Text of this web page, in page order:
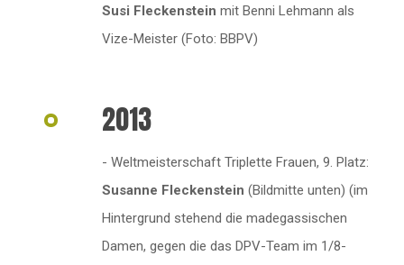
Susi Fleckenstein mit Benni Lehmann als
Vize-Meister (Foto: BBPV)
2013
- Weltmeisterschaft Triplette Frauen, 9. Platz:
Susanne Fleckenstein (Bildmitte unten) (im
Hintergrund stehend die madegassischen
Damen, gegen die das DPV-Team im 1/8-